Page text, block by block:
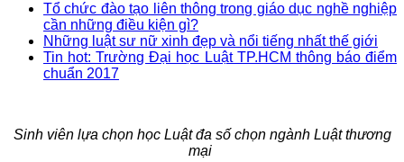
Tổ chức đào tạo liên thông trong giáo dục nghề nghiệp
cần những điều kiện gì?
Những luật sư nữ xinh đẹp và nổi tiếng nhất thế giới
Tin hot: Trường Đại học Luật TP.HCM thông báo điểm
chuẩn 2017
Sinh viên lựa chọn học Luật đa số chọn ngành Luật thương
mại